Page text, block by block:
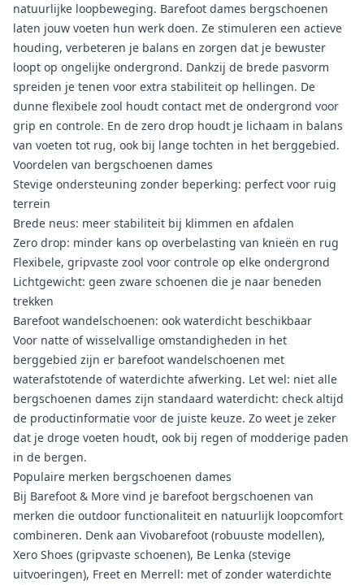
natuurlijke loopbeweging. Barefoot dames bergschoenen
laten jouw voeten hun werk doen. Ze stimuleren een actieve
houding, verbeteren je balans en zorgen dat je bewuster
loopt op ongelijke ondergrond. Dankzij de brede pasvorm
spreiden je tenen voor extra stabiliteit op hellingen. De
dunne flexibele zool houdt contact met de ondergrond voor
grip en controle. En de zero drop houdt je lichaam in balans
van voeten tot rug, ook bij lange tochten in het berggebied.
Voordelen van bergschoenen dames
Stevige ondersteuning zonder beperking: perfect voor ruig
terrein
Brede neus: meer stabiliteit bij klimmen en afdalen
Zero drop: minder kans op overbelasting van knieën en rug
Flexibele, gripvaste zool voor controle op elke ondergrond
Lichtgewicht: geen zware schoenen die je naar beneden
trekken
Barefoot wandelschoenen: ook waterdicht beschikbaar
Voor natte of wisselvallige omstandigheden in het
berggebied zijn er barefoot wandelschoenen met
waterafstotende of waterdichte afwerking. Let wel: niet alle
bergschoenen dames zijn standaard waterdicht: check altijd
de productinformatie voor de juiste keuze. Zo weet je zeker
dat je droge voeten houdt, ook bij regen of modderige paden
in de bergen.
Populaire merken bergschoenen dames
Bij Barefoot & More vind je barefoot bergschoenen van
merken die outdoor functionaliteit en natuurlijk loopcomfort
combineren. Denk aan Vivobarefoot (robuuste modellen),
Xero Shoes (gripvaste schoenen), Be Lenka (stevige
uitvoeringen), Freet en Merrell: met of zonder waterdichte